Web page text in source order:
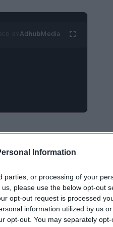
Information
parties, or processing of your
please use the below opt-out
opt-out request is processed
information utilized by us
opt-out. You may separately
AdhubMedia
capace di
si prepara ad
ha segnato
sagrato della
cristianità.